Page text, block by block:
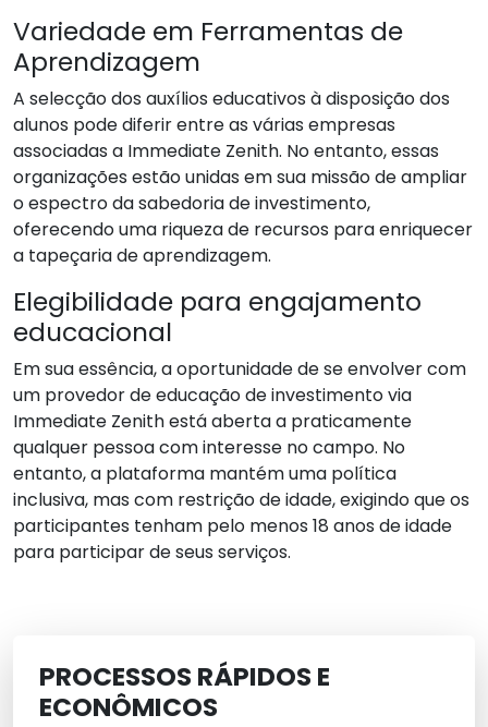
Variedade em Ferramentas de
Aprendizagem
A selecção dos auxílios educativos à disposição dos
alunos pode diferir entre as várias empresas
associadas a Immediate Zenith. No entanto, essas
organizações estão unidas em sua missão de ampliar
o espectro da sabedoria de investimento,
oferecendo uma riqueza de recursos para enriquecer
a tapeçaria de aprendizagem.
Elegibilidade para engajamento
educacional
Em sua essência, a oportunidade de se envolver com
um provedor de educação de investimento via
Immediate Zenith está aberta a praticamente
qualquer pessoa com interesse no campo. No
entanto, a plataforma mantém uma política
inclusiva, mas com restrição de idade, exigindo que os
participantes tenham pelo menos 18 anos de idade
para participar de seus serviços.
PROCESSOS RÁPIDOS E
ECONÔMICOS